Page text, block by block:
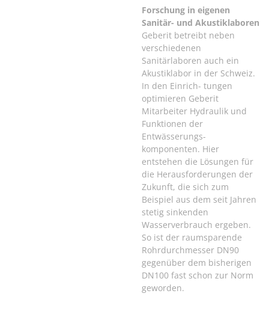
Forschung in eigenen
Sanitär- und Akustiklaboren
Geberit betreibt neben
verschiedenen
Sanitärlaboren auch ein
Akustiklabor in der Schweiz.
In den Einrich- tungen
optimieren Geberit
Mitarbeiter Hydraulik und
Funktionen der
Entwässerungs-
komponenten. Hier
entstehen die Lösungen für
die Herausforderungen der
Zukunft, die sich zum
Beispiel aus dem seit Jahren
stetig sinkenden
Wasserverbrauch ergeben.
So ist der raumsparende
Rohrdurchmesser DN90
gegenüber dem bisherigen
DN100 fast schon zur Norm
geworden.